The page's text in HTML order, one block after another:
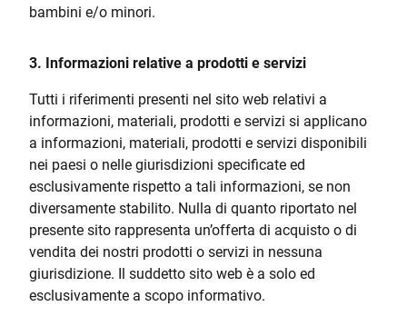
bambini e/o minori.
3. Informazioni relative a prodotti e servizi
Tutti i riferimenti presenti nel sito web relativi a
informazioni, materiali, prodotti e servizi si applicano
a informazioni, materiali, prodotti e servizi disponibili
nei paesi o nelle giurisdizioni specificate ed
esclusivamente rispetto a tali informazioni, se non
diversamente stabilito. Nulla di quanto riportato nel
presente sito rappresenta un’offerta di acquisto o di
vendita dei nostri prodotti o servizi in nessuna
giurisdizione. Il suddetto sito web è a solo ed
esclusivamente a scopo informativo.